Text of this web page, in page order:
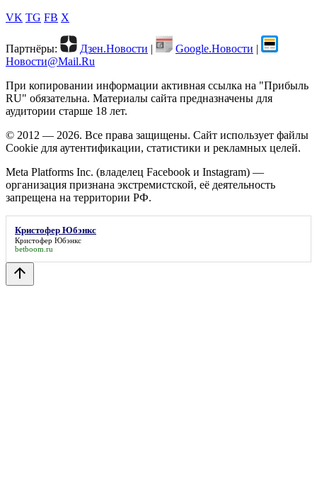
VK TG FB X
Партнёры: Дзен.Новости | Google.Новости |
Новости@Mail.Ru
При копировании информации активная ссылка на "Прибыль
RU" обязательна. Материалы сайта предназначены для
аудитории старше 18 лет.
© 2012 — 2026. Все права защищены. Сайт использует файлы
Cookie для аутентификации, статистики и рекламных целей.
Meta Platforms Inc. (владелец Facebook и Instagram) —
организация признана экстремистской, её деятельность
запрещена на территории РФ.
Кристофер Юбэнкс
Кристофер Юбэнкс
betboom.ru
arrow_upward